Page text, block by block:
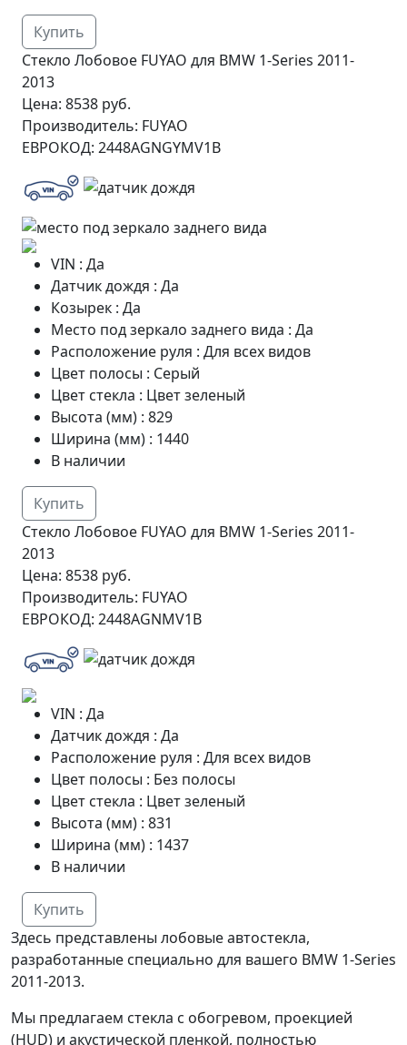
Купить
Стекло Лобовое FUYAO для BMW 1-Series 2011-
2013
Цена: 8538 руб.
Производитель: FUYAO
ЕВРОКОД: 2448AGNGYMV1B
VIN : Да
Датчик дождя : Да
Козырек : Да
Место под зеркало заднего вида : Да
Расположение руля : Для всех видов
Цвет полосы : Серый
Цвет стекла : Цвет зеленый
Высота (мм) : 829
Ширина (мм) : 1440
В наличии
Купить
Стекло Лобовое FUYAO для BMW 1-Series 2011-
2013
Цена: 8538 руб.
Производитель: FUYAO
ЕВРОКОД: 2448AGNMV1B
VIN : Да
Датчик дождя : Да
Расположение руля : Для всех видов
Цвет полосы : Без полосы
Цвет стекла : Цвет зеленый
Высота (мм) : 831
Ширина (мм) : 1437
В наличии
Купить
Здесь представлены лобовые автостекла,
разработанные специально для вашего BMW 1-Series
2011-2013.
Мы предлагаем стекла с обогревом, проекцией
(HUD) и акустической пленкой, полностью